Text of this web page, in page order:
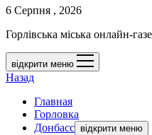
6 Серпня , 2026
Горлівська міська онлайн-
відкрити меню
Назад
Главная
Горловка
Донбасс відкрити меню